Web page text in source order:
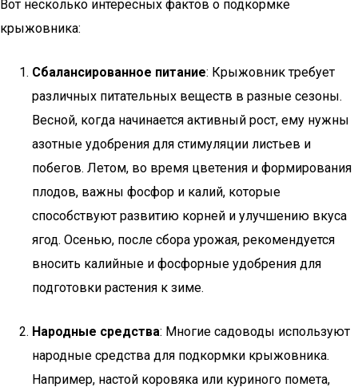
Вот несколько интересных фактов о подкормке
крыжовника:
Сбалансированное питание: Крыжовник требует
различных питательных веществ в разные сезоны.
Весной, когда начинается активный рост, ему нужны
азотные удобрения для стимуляции листьев и
побегов. Летом, во время цветения и формирования
плодов, важны фосфор и калий, которые
способствуют развитию корней и улучшению вкуса
ягод. Осенью, после сбора урожая, рекомендуется
вносить калийные и фосфорные удобрения для
подготовки растения к зиме.
Народные средства: Многие садоводы используют
народные средства для подкормки крыжовника.
Например, настой коровяка или куриного помета,